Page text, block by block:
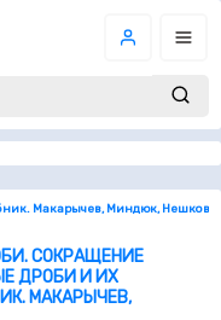
Макарычев, Миндюк, Нешков,
СОКРАЩЕНИЕ
ДРОБИ И ИХ
МАКАРЫЧЕВ,